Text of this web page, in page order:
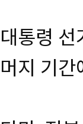
대통령
머지 기